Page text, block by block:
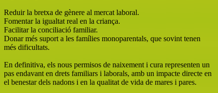
Reduir la bretxa de gènere al mercat laboral.
Fomentar la igualtat real en la criança.
Facilitar la conciliació familiar.
Donar més suport a les famílies monoparentals, que sovint tenen
més dificultats.
En definitiva, els nous permisos de naixement i cura representen un
pas endavant en drets familiars i laborals, amb un impacte directe en
el benestar dels nadons i en la qualitat de vida de mares i pares.